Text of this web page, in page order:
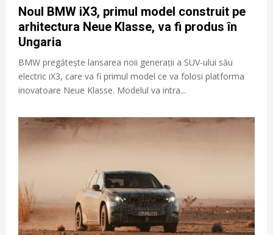
Noul BMW iX3, primul model construit pe
arhitectura Neue Klasse, va fi produs în
Ungaria
BMW pregătește lansarea noii generații a SUV-ului său
electric iX3, care va fi primul model ce va folosi platforma
inovatoare Neue Klasse. Modelul va intra...